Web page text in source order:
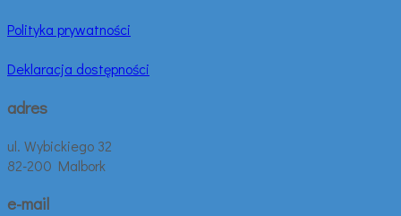
Polityka prywatności
Deklaracja dostępności
adres
ul. Wybickiego 32
82-200 Malbork
e-mail